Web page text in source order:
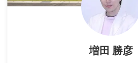
増田 勝彦